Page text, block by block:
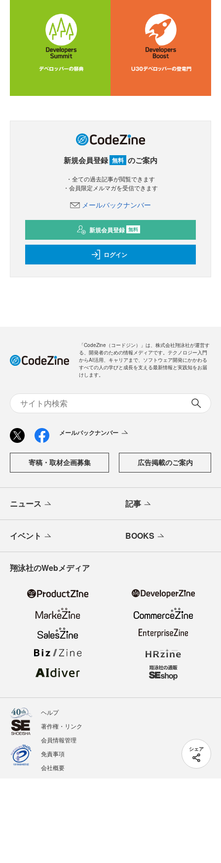
シェア
新規会員登録 無料 のご案内
・全ての過去記事が閲覧できます
・会員限定メルマガを受信できます
メールバックナンバー
新規会員登録 無料
ログイン
「CodeZine（コードジン）」は、株式会社翔泳社が運営す
る、開発者のための情報メディアです。テクノロジー入門
からAI活用、キャリアまで、ソフトウェア開発にかかわる
すべての人の学びと成長を支える最新情報と実践知をお届
けします。
メールバックナンバー
寄稿・取材企画募集 広告掲載のご案内
ニュース 記事
イベント BOOKS
翔泳社のWebメディア
ヘルプ
著作権・リンク
会員情報管理
免責事項
会社概要